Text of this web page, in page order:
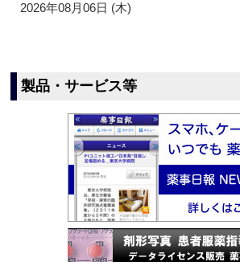
2026年08月06日 (木)
製品・サービス等